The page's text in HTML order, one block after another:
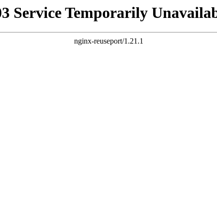
Service Temporarily
nginx-reuseport/1.21.1